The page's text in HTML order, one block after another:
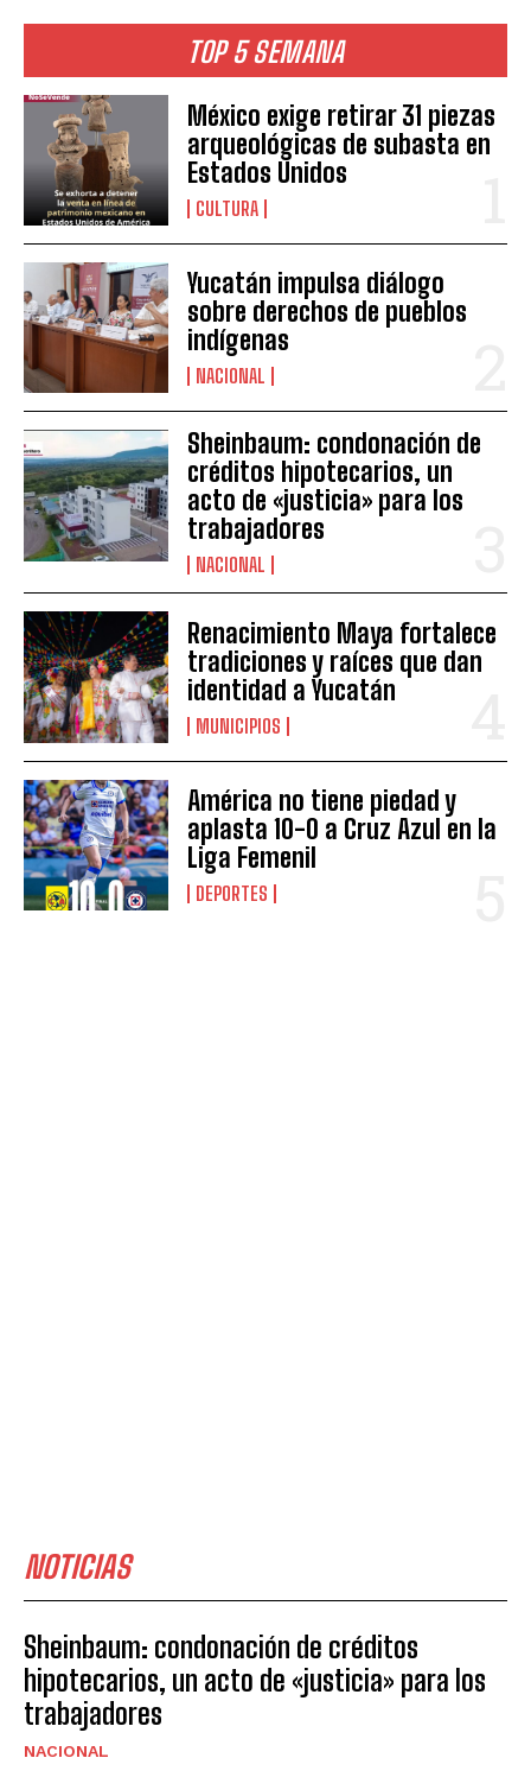
TOP 5 SEMANA
México exige retirar 31 piezas
arqueológicas de subasta en
Estados Unidos
CULTURA
Yucatán impulsa diálogo
sobre derechos de pueblos
indígenas
NACIONAL
Sheinbaum: condonación de
créditos hipotecarios, un
acto de «justicia» para los
trabajadores
NACIONAL
Renacimiento Maya fortalece
tradiciones y raíces que dan
identidad a Yucatán
MUNICIPIOS
América no tiene piedad y
aplasta 10-0 a Cruz Azul en la
Liga Femenil
DEPORTES
NOTICIAS
Sheinbaum: condonación de créditos
hipotecarios, un acto de «justicia» para los
trabajadores
NACIONAL